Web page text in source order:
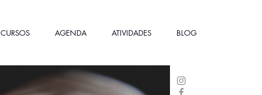
CURSOS AGENDA ATIVIDADES BLOG